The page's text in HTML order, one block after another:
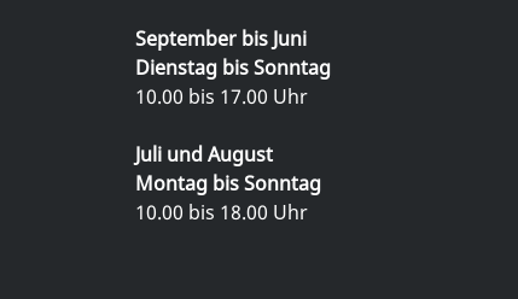
September bis Juni
Dienstag bis Sonntag
10.00 bis 17.00 Uhr
Juli und August
Montag bis Sonntag
10.00 bis 18.00 Uhr